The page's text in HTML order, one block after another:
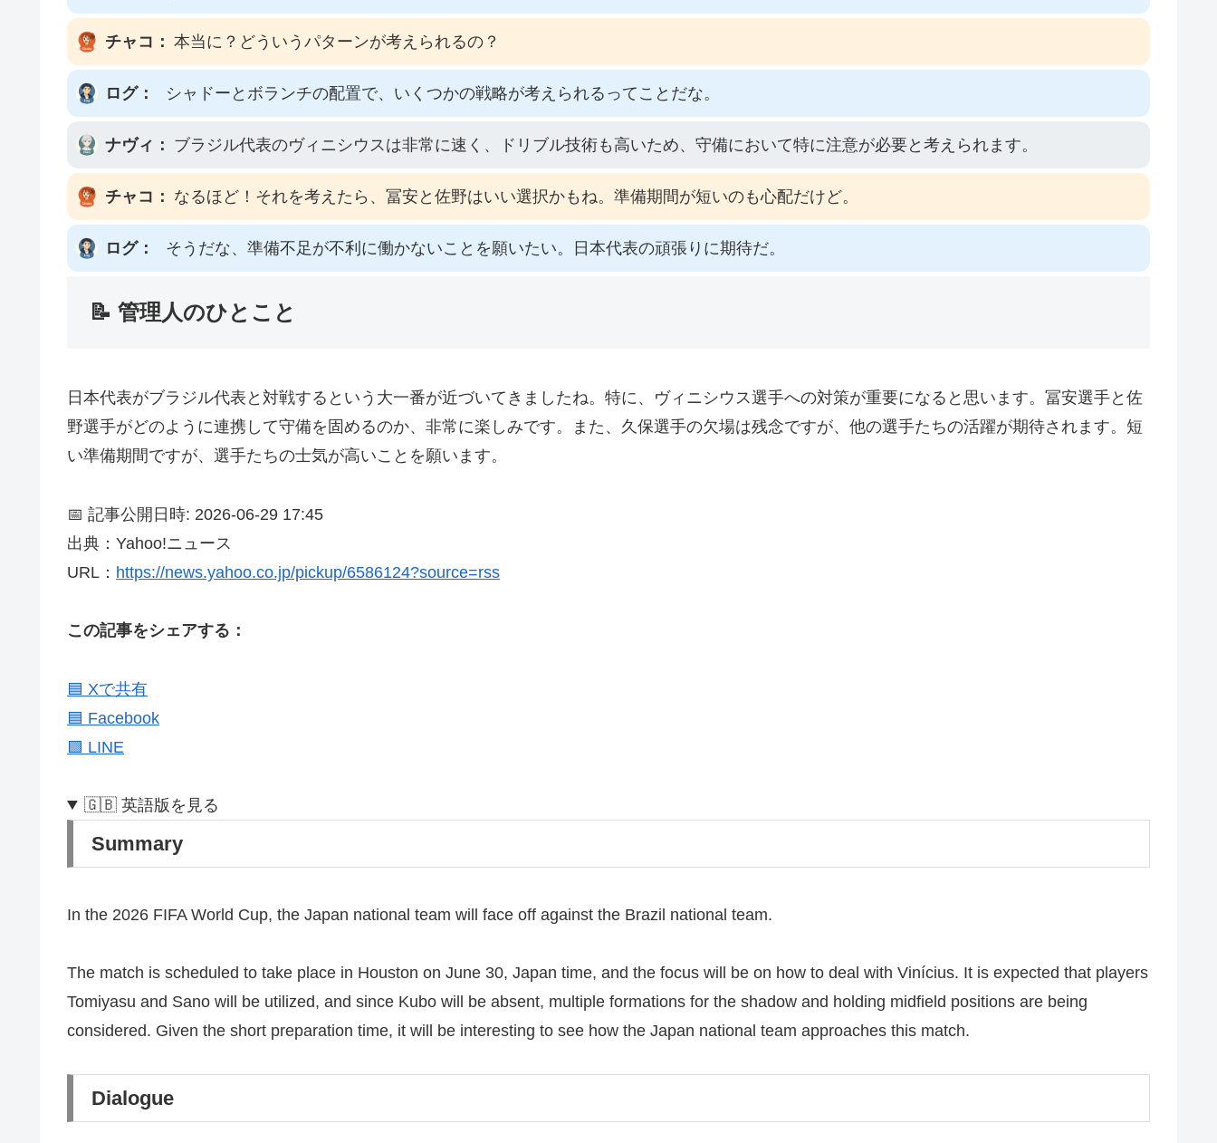
チャコ： 本当に？どういうパターンが考えられるの？
ログ： シャドーとボランチの配置で、いくつかの戦略が考えられるってことだな。
ナヴィ： ブラジル代表のヴィニシウスは非常に速く、ドリブル技術も高いため、守備において特に注意が必要と考えられます。
チャコ： なるほど！それを考えたら、冨安と佐野はいい選択かもね。準備期間が短いのも心配だけど。
ログ： そうだな、準備不足が不利に働かないことを願いたい。日本代表の頑張りに期待だ。
📝 管理人のひとこと
日本代表がブラジル代表と対戦するという大一番が近づいてきましたね。特に、ヴィニシウス選手への対策が重要になると思います。冨安選手と佐
野選手がどのように連携して守備を固めるのか、非常に楽しみです。また、久保選手の欠場は残念ですが、他の選手たちの活躍が期待されます。短
い準備期間ですが、選手たちの士気が高いことを願います。
📅 記事公開日時: 2026-06-29 17:45
出典：Yahoo!ニュース
URL： https://news.yahoo.co.jp/pickup/6586124?source=rss
この記事をシェアする：
🟦 Xで共有
🟦 Facebook
🟩 LINE
🇬🇧 英語版を見る
Summary
In the 2026 FIFA World Cup, the Japan national team will face off against the Brazil national team.
The match is scheduled to take place in Houston on June 30, Japan time, and the focus will be on how to deal with Vinícius. It is expected that players
Tomiyasu and Sano will be utilized, and since Kubo will be absent, multiple formations for the shadow and holding midfield positions are being
considered. Given the short preparation time, it will be interesting to see how the Japan national team approaches this match.
Dialogue